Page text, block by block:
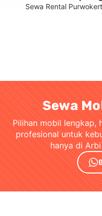
Sewa Rental
Sewa
Pilihan mobil lengkap,
profesional untuk
hanya di